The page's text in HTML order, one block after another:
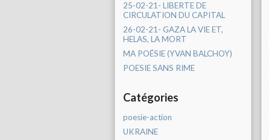
25-02-21- LIBERTE DE
CIRCULATION DU CAPITAL
26-02-21- GAZA LA VIE ET,
HELAS, LA MORT
MA POÉSIE (YVAN BALCHOY)
POESIE SANS RIME
Catégories
poesie-action
UKRAINE